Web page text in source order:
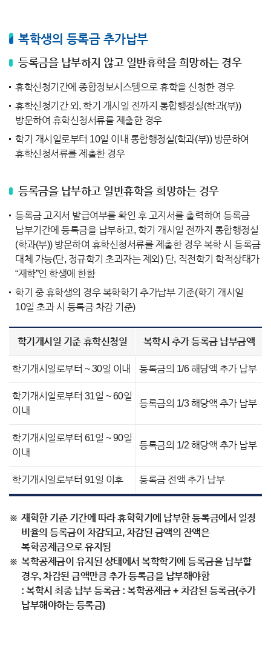
복학생의 등록금 추가납부
등록금을 납부하지 않고 일반휴학을 희망하는 경우
휴학신청기간에 종합정보시스템으로 휴학을 신청한 경우
휴학신청기간 외, 학기 개시일 전까지 통합행정실(학과(부))
방문하여 휴학신청서류를 제출한 경우
학기 개시일로부터 10일 이내 통합행정실(학과(부)) 방문하여
휴학신청서류를 제출한 경우
등록금을 납부하고 일반휴학을 희망하는 경우
등록금 고지서 발급여부를 확인 후 고지서를 출력하여 등록금
납부기간에 등록금을 납부하고, 학기 개시일 전까지 통합행정실
(학과(부)) 방문하여 휴학신청서류를 제출한 경우 복학 시 등록금
대체 가능(단, 정규학기 초과자는 제외) 단, 직전학기 학적상태가
“재학”인 학생에 한함
학기 중 휴학생의 경우 복학학기 추가납부 기준(학기 개시일
10일 초과 시 등록금 차감 기준)
학기개시일 기준 휴학신청일 복학시 추가 등록금 납부금액
학기개시일로부터 ~ 30일 이내 등록금의 1/6 해당액 추가 납부
학기개시일로부터 31일 ~ 60일
이내
등록금의 1/3 해당액 추가 납부
학기개시일로부터 61일 ~ 90일
이내
등록금의 1/2 해당액 추가 납부
학기개시일로부터 91일 이후 등록금 전액 추가 납부
재학한 기준 기간에 따라 휴학학기에 납부한 등록금에서 일정
비율의 등록금이 차감되고, 차감된 금액의 잔액은
복학공제금으로 유지됨
복학공제금이 유지된 상태에서 복학학기에 등록금을 납부할
경우, 차감된 금액만큼 추가 등록금을 납부해야함
: 복학시 최종 납부 등록금 : 복학공제금 + 차감된 등록금(추가
납부해야하는 등록금)